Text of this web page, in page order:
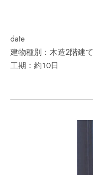
date
建物種別：木造2階建て
工期：約１０日